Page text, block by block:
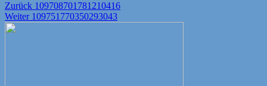
Beitragsnavigation
Zurück Vorheriger
Beitrag:
109708701781210416
Weiter Nächster
109751770350293043